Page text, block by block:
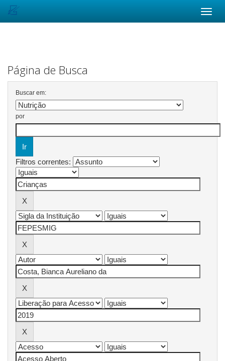
Página de Busca
Buscar em:
por
Filtros correntes: